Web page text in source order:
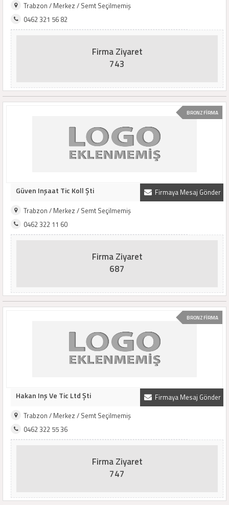
Trabzon / Merkez / Semt Seçilmemiş
0462 321 56 82
Firma Ziyaret
743
BRONZ FİRMA
Firmaya Mesaj Gönder
Güven Inşaat Tic Koll Şti
Trabzon / Merkez / Semt Seçilmemiş
0462 322 11 60
Firma Ziyaret
687
BRONZ FİRMA
Firmaya Mesaj Gönder
Hakan Inş Ve Tic Ltd Şti
Trabzon / Merkez / Semt Seçilmemiş
0462 322 55 36
Firma Ziyaret
747